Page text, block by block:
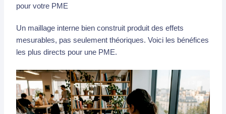
pour votre PME
Un maillage interne bien construit produit des effets
mesurables, pas seulement théoriques. Voici les bénéfices
les plus directs pour une PME.